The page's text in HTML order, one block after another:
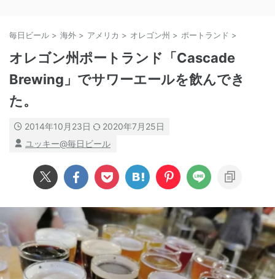
毎日ビール > 海外 > アメリカ > オレゴン州 > ポートランド >
オレゴン州ポートランド「Cascade
Brewing」でサワーエールを飲んでき
た。
2014年10月23日
2020年7月25日
ユッキー@毎日ビール